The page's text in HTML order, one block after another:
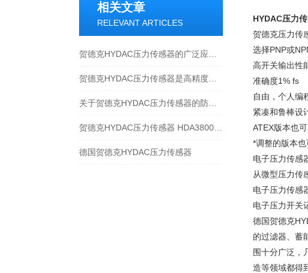
相关文章
RELEVANT ARTICLES
德国贺德克HYDAC压力传感器
HYDAC压力
贺德克压力传
选择PNP或
高开关输出性
准确度1% fs
自由，个人编
紧凑和鲁棒设
ATEX版本也
*调整的版本
电子压力传感
从微型压力传
电子压力传感
电子压力开关
德国贺德克
的过滤器、蓄
围十分广泛，
造等领域都得